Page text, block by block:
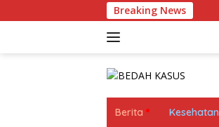
ke
Breaking News
Berita Kesehatan